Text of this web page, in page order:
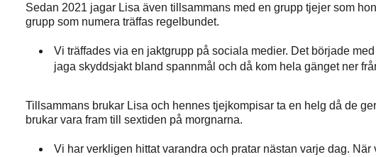
Sedan 2021 jagar Lisa även tillsammans med en grupp tjejer som
grupp som numera träffas regelbundet.
Vi träffades via en jaktgrupp på sociala medier. Det började
jaga skyddsjakt bland spannmål och då kom hela gänget ner
Tillsammans brukar Lisa och hennes tjejkompisar ta en helg då de
brukar vara fram till sextiden på morgnarna.
Vi har verkligen hittat varandra och pratar nästan varje dag.